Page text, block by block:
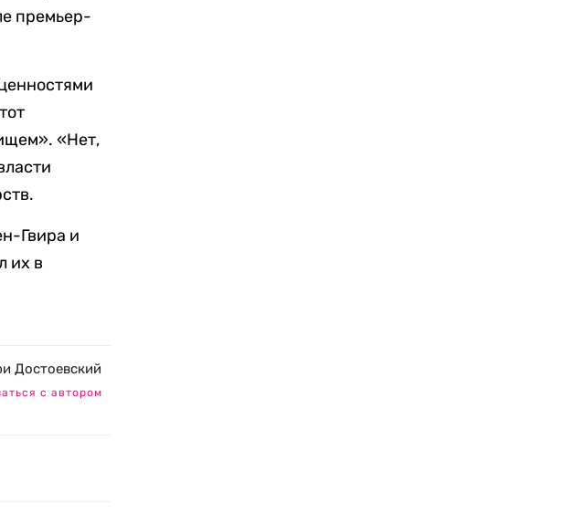
премьер-
«Нет,
Гвира и
их в
Достоевский
с автором